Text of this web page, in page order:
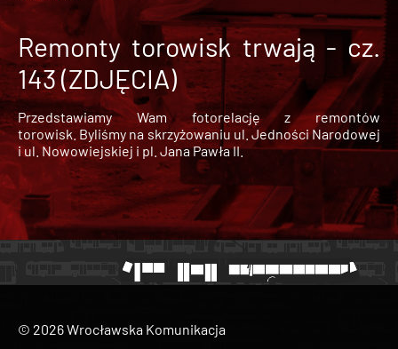
Remonty torowisk trwają - cz.
143 (ZDJĘCIA)
Przedstawiamy Wam fotorelację z remontów
torowisk. Byliśmy na skrzyżowaniu ul. Jedności Narodowej
i ul. Nowowiejskiej i pl. Jana Pawła II.
© 2026 Wrocławska Komunikacja